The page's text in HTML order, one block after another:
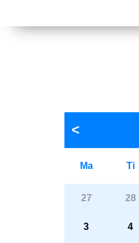
Ma Ti
27 28
3 4